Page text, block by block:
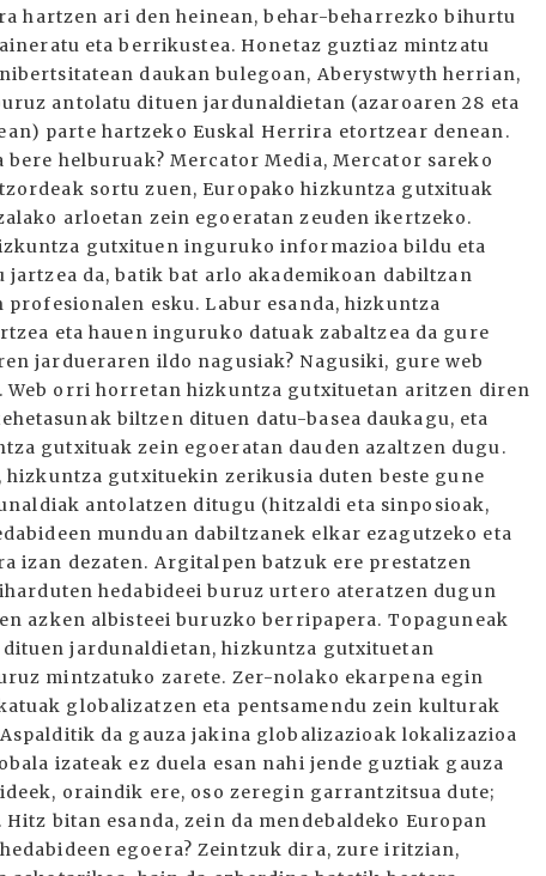
hartzen ari den heinean, behar-beharrezko bihurtu
eta berrikustea. Honetaz guztiaz mintzatu
daukan bulegoan, Aberystwyth herrian,
antolatu dituen jardunaldietan (azaroaren 28 eta
parte hartzeko Euskal Herrira etortzear denean.
helburuak? Mercator Media, Mercator sareko
sortu zuen, Europako hizkuntza gutxituak
arloetan zein egoeratan zeuden ikertzeko.
gutxituen inguruko informazioa bildu eta
da, batik bat arlo akademikoan dabiltzan
esku. Labur esanda, hizkuntza
eta hauen inguruko datuak zabaltzea da gure
jardueraren ildo nagusiak? Nagusiki, gure web
orri horretan hizkuntza gutxituetan aritzen diren
biltzen dituen datu-basea daukagu, eta
gutxituak zein egoeratan dauden azaltzen dugu.
gutxituekin zerikusia duten beste gune
antolatzen ditugu (hitzaldi eta sinposioak,
munduan dabiltzanek elkar ezagutzeko eta
izan dezaten. Argitalpen batzuk ere prestatzen
hedabideei buruz urtero ateratzen dugun
azken albisteei buruzko berripapera. Topaguneak
jardunaldietan, hizkuntza gutxituetan
mintzatuko zarete. Zer-nolako ekarpena egin
globalizatzen eta pentsamendu zein kulturak
da gauza jakina globalizazioak lokalizazioa
izateak ez duela esan nahi jende guztiak gauza
oraindik ere, oso zeregin garrantzitsua dute;
bitan esanda, zein da mendebaldeko Europan
egoera? Zeintzuk dira, zure iritzian,